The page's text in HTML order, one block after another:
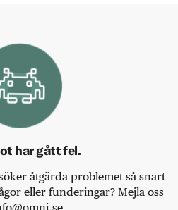
har gått fel.
åtgärda problemet så snart
eller funderingar? Mejla oss